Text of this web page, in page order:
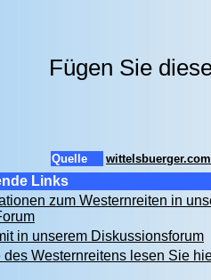
Fügen Sie
Quelle wittelsbuerger.com
Links
zum Westernreiten in
in unserem Diskussionsforum
des Westernreitens lesen Sie